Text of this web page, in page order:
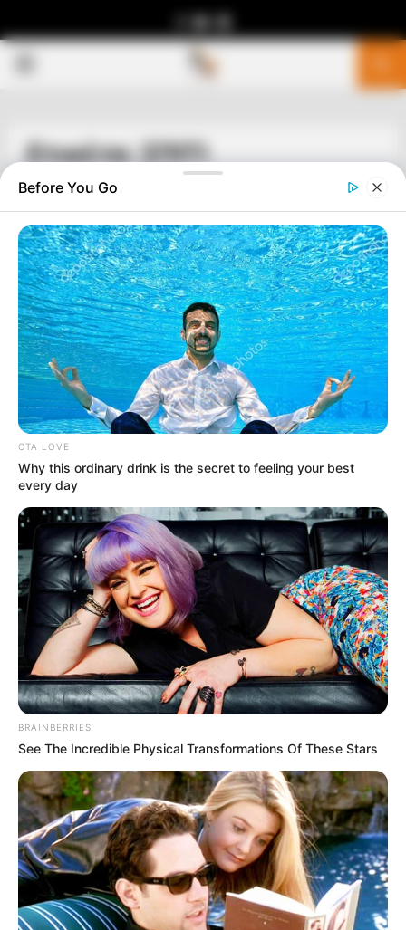
Ετικέτα: ΣΠΙΤΙ
ΑΠΟΨΕΙΣ
Η ΕΠΙΣΤΡΟΦΗ
για πάρα πολλά χρόνια ένα δρόμο που έχει φθάσει στο
τέλος του. Φύγαμε από το σπίτι μας...
ΚΟΙΝΩΝΙΚΑ ΔΙΚΤΥΑ
FACEBOOK ΑΡΈΣΕΙ
YOUTUBE
EMAIL ΑΚΟΛΟΥΘΉΣΤΕ
Before You Go
CTA LOVE
Why this ordinary drink is the secret to feeling your best
every day
BRAINBERRIES
See The Incredible Physical Transformations Of These Stars